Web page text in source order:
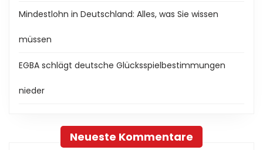
Mindestlohn in Deutschland: Alles, was Sie wissen
müssen
EGBA schlägt deutsche Glücksspielbestimmungen
nieder
Neueste Kommentare